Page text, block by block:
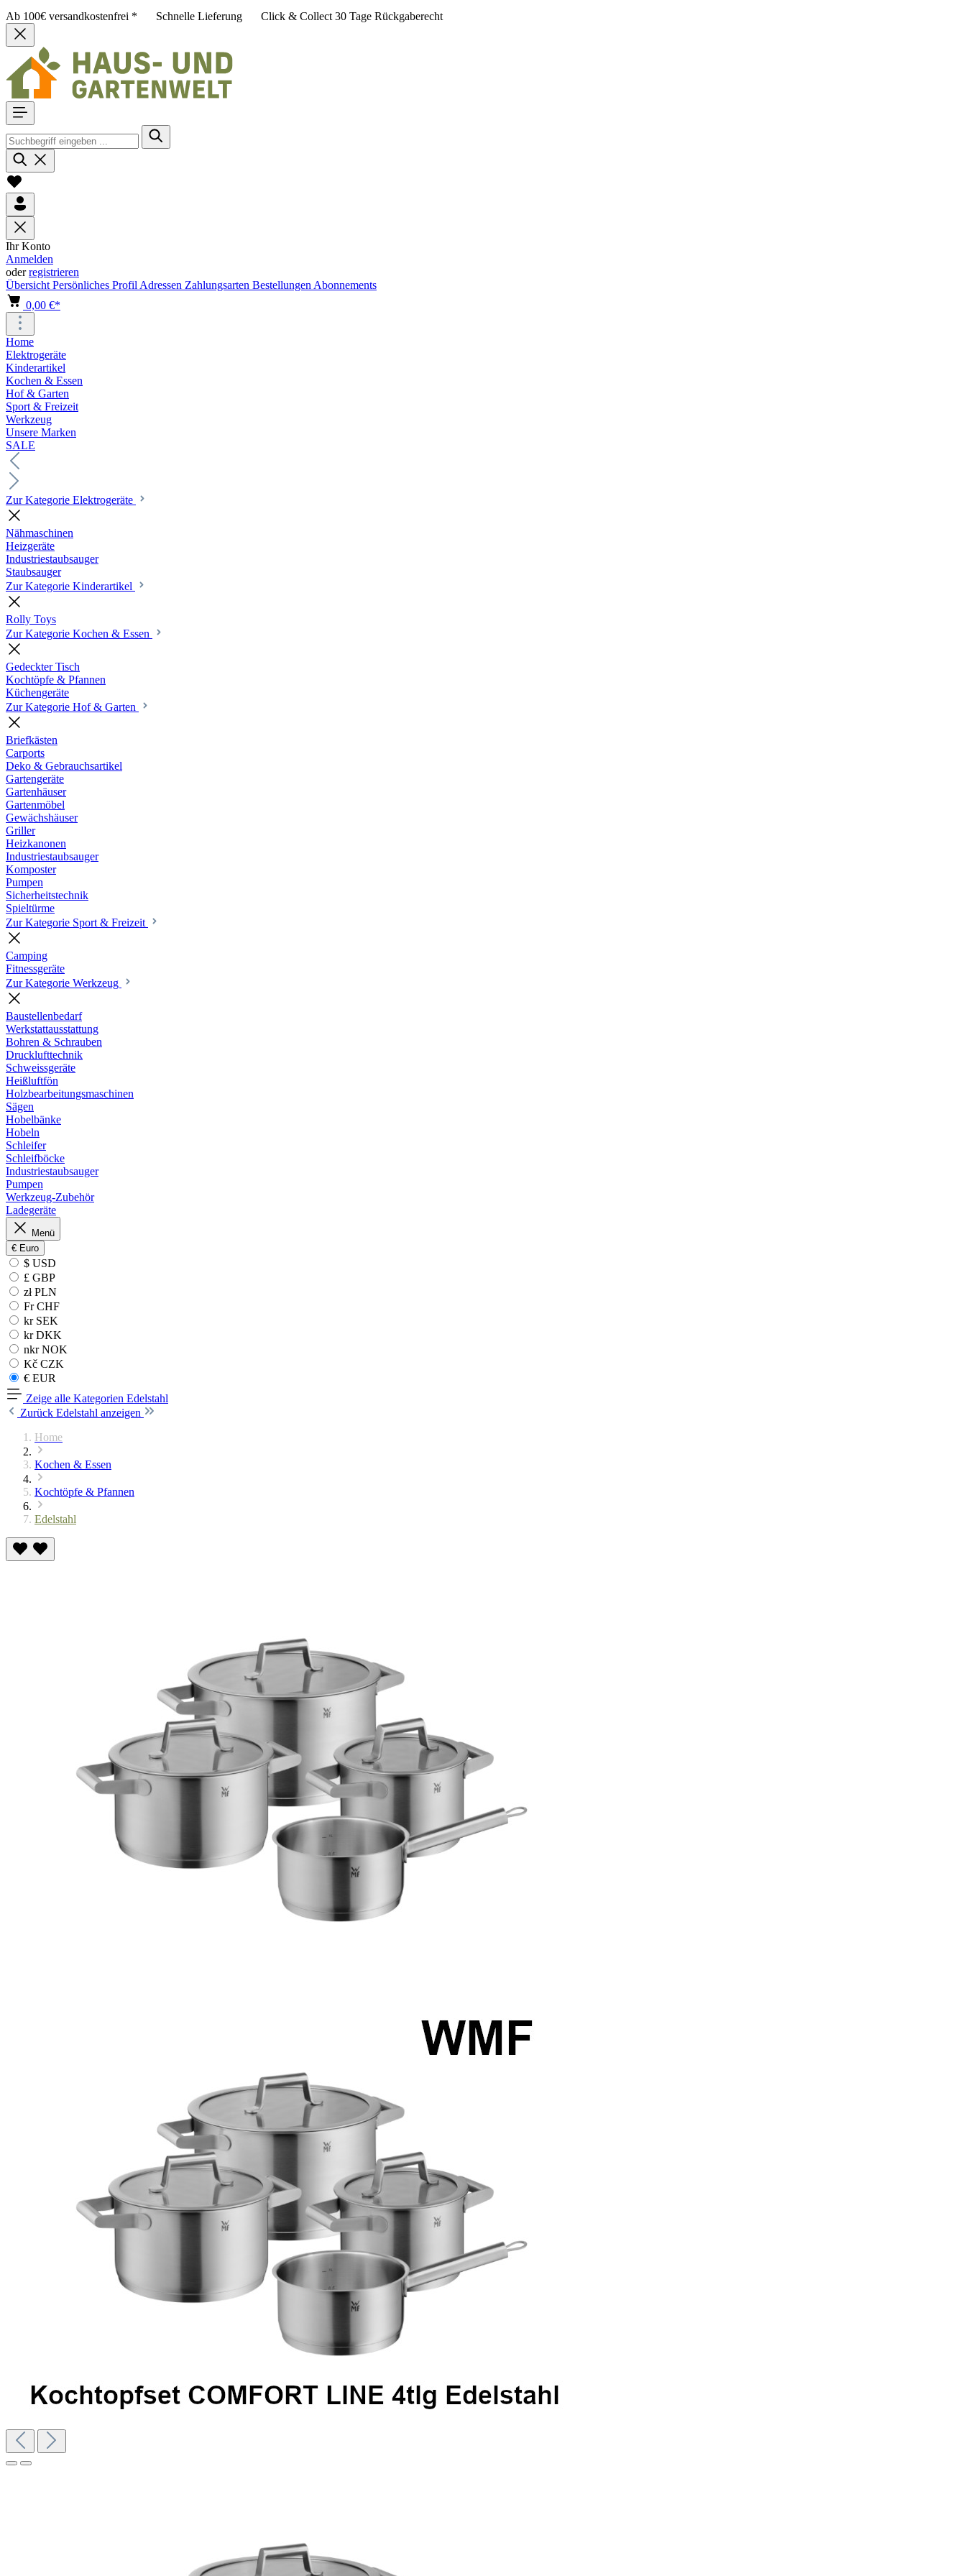
Ab 100€ versandkostenfrei * Schnelle Lieferung Click & Collect 30 Tage Rückgaberecht
Ihr Konto
Anmelden
oderregistrieren
Übersicht Persönliches Profil Adressen Zahlungsarten Bestellungen Abonnements
0,00 €*
Home
Elektrogeräte
Kinderartikel
Kochen & Essen
Hof & Garten
Sport & Freizeit
Werkzeug
Unsere Marken
SALE
Zur Kategorie Elektrogeräte
Nähmaschinen
Heizgeräte
Industriestaubsauger
Staubsauger
Zur Kategorie Kinderartikel
Rolly Toys
Zur Kategorie Kochen & Essen
Gedeckter Tisch
Kochtöpfe & Pfannen
Küchengeräte
Zur Kategorie Hof & Garten
Briefkästen
Carports
Deko & Gebrauchsartikel
Gartengeräte
Gartenhäuser
Gartenmöbel
Gewächshäuser
Griller
Heizkanonen
Industriestaubsauger
Komposter
Pumpen
Sicherheitstechnik
Spieltürme
Zur Kategorie Sport & Freizeit
Camping
Fitnessgeräte
Zur Kategorie Werkzeug
Baustellenbedarf
Werkstattausstattung
Bohren & Schrauben
Drucklufttechnik
Schweissgeräte
Heißluftfön
Holzbearbeitungsmaschinen
Sägen
Hobelbänke
Hobeln
Schleifer
Schleifböcke
Industriestaubsauger
Pumpen
Werkzeug-Zubehör
Ladegeräte
Menü
€ Euro
$ USD
£ GBP
zł PLN
Fr CHF
kr SEK
kr DKK
nkr NOK
Kč CZK
€ EUR
Zeige alle Kategorien Edelstahl
Zurück Edelstahl anzeigen
Home
Kochen & Essen
Kochtöpfe & Pfannen
Edelstahl